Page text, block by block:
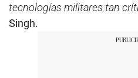
tecnologías militares tan
Singh.